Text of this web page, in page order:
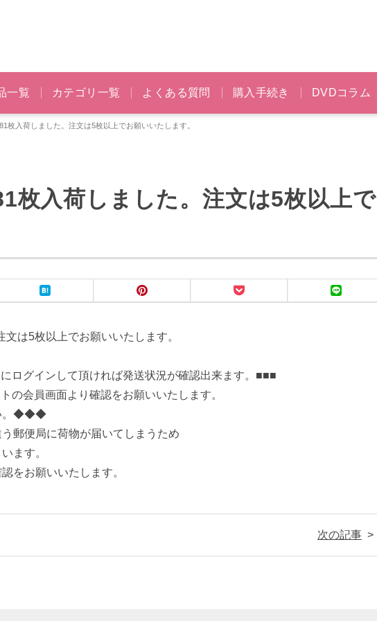
一覧 カテゴリ一覧 よくある質問 購入手続き DVDコラム
枚入荷しました。注文は5枚以上でお願いいたします。
枚入荷しました。注文は5枚以上で
は5枚以上でお願いいたします。
ログインして頂ければ発送状況が確認出来ます。■■■
の会員画面より確認をお願いいたします。
。◆◆◆
郵便局に荷物が届いてしまうため
ます。
をお願いいたします。
次の記事